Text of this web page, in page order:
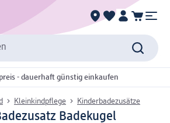
- dauerhaft günstig einkaufen
Kleinkindpflege Kinderbadezusätze
Badekugel